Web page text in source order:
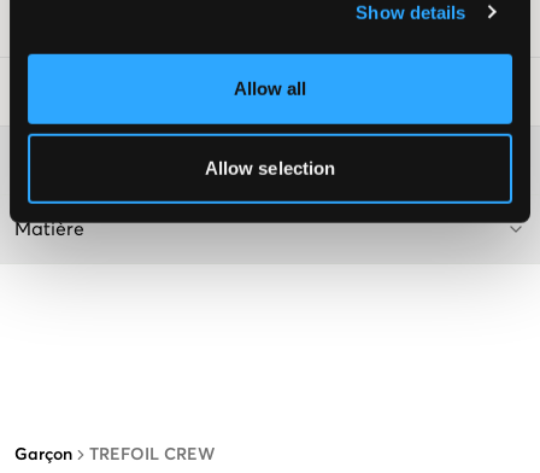
Show details
Allow all
Allow selection
Garçon TREFOIL CREW
Plus d'informations sur les instructions de lavage
Matière